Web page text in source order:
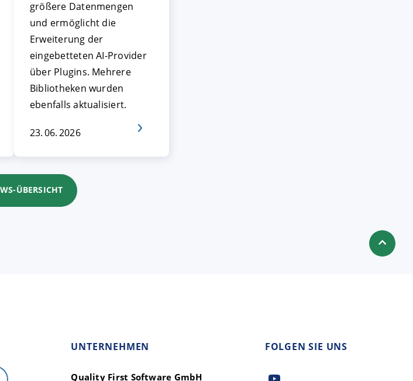
größere Datenmengen
und ermöglicht die
Erweiterung der
eingebetteten AI-Provider
über Plugins. Mehrere
Bibliotheken wurden
ebenfalls aktualisiert.
23. 06. 2026
ÜBERSICHT
UNTERNEHMEN
Quality First Software GmbH
FOLGEN SIE UNS